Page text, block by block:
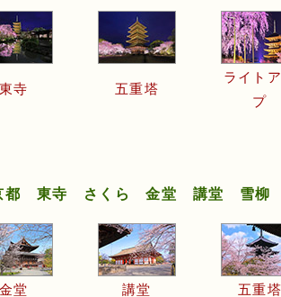
東寺 五重塔
ライト
プ
都 東寺 さくら 金堂 講堂 雪柳
金堂 講堂 五重